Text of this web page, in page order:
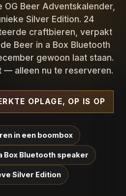
OG Beer Adventskalender,
Silver Edition. 24
craftbieren, verpakt
Beer in a Box Bluetooth
gewoon laat staan.
— alleen nu te reserveren.
OPLAGE, OP IS OP
in een boombox
Box Bluetooth speaker
Silver Edition